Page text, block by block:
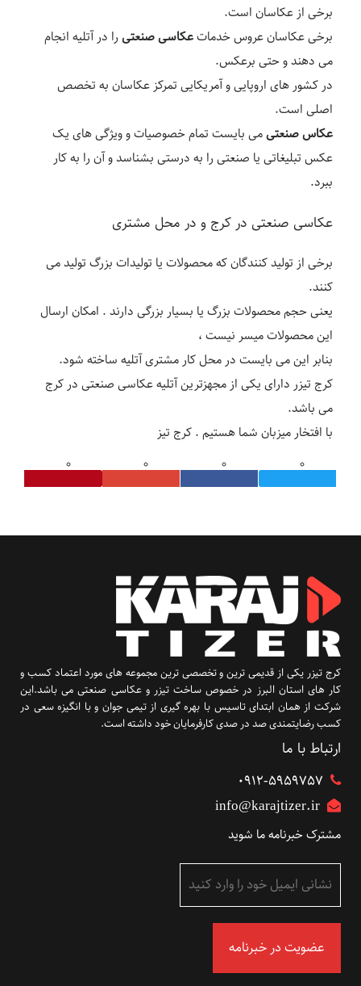
برخی از عکاسان است.
برخی عکاسان عروس خدماتعکاسی صنعتیرا در آتلیه انجام
می دهند و حتی برعکس.
در کشور های اروپایی و آمریکایی تمرکز عکاسان به تخصص
اصلی است.
عکاس صنعتیمی بایست تمام خصوصیات و ویژگی های یک
عکس تبلیغاتی یا صنعتی را به درستی بشناسد و آن را به کار
ببرد.
عکاسی صنعتی در کرج و در محل مشتری
برخی از تولید کنندگان که محصولات یا تولیدات بزرگ تولید می
کنند.
یعنی حجم محصولات بزرگ یا بسیار بزرگی دارند . امکان ارسال
این محصولات میسر نیست ،
بنابر این می بایست در محل کار مشتری آتلیه ساخته شود.
کرج تیزر دارای یکی از مجهزترین آتلیه عکاسی صنعتی در کرج
می باشد.
با افتخار میزبان شما هستیم . کرج تیز
کرج تیزر یکی از قدیمی ترین و تخصصی ترین مجموعه های مورد اعتماد کسب و
کار های استان البرز در خصوص ساخت تیزر و عکاسی صنعتی می باشد.این
شرکت از همان ابتدای تاسیس با بهره گیری از تیمی جوان و با انگیزه سعی در
کسب رضایتمندی صد در صدی کارفرمایان خود داشته است.
ارتباط با ما
۰۹۱۲-5959757
info@karajtizer.ir
مشترک خبرنامه ما شوید